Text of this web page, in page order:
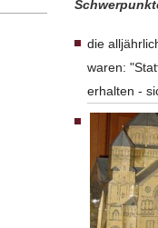
die
waren:
erhalten -